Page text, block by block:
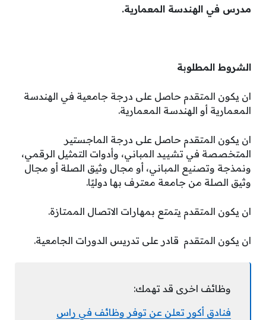
مدرس في الهندسة المعمارية.
الشروط المطلوبة
ان يكون المتقدم حاصل على درجة جامعية في الهندسة
المعمارية أو الهندسة المعمارية.
ان يكون المتقدم حاصل على درجة الماجستير
المتخصصة في تشييد المباني، وأدوات التمثيل الرقمي،
ونمذجة وتصنيع المباني، أو مجال وثيق الصلة أو مجال
وثيق الصلة من جامعة معترف بها دوليًا.
ان يكون المتقدم يتمتع بمهارات الاتصال الممتازة.
ان يكون المتقدم قادر على تدريس الدورات الجامعية.
وظائف اخرى قد تهمك:
فنادق أكور تعلن عن توفر وظائف في راس